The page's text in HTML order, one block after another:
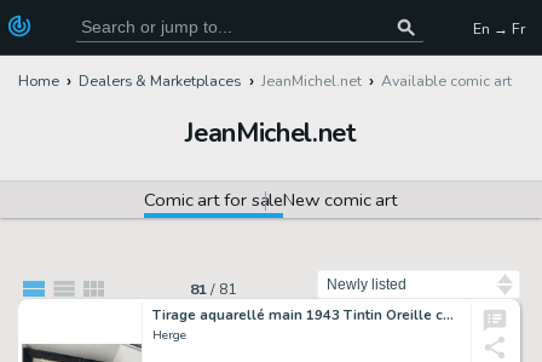
En → Fr
Home Dealers & Marketplaces JeanMichel.net Available comic art
JeanMichel.net
Comic art for saleNew comic art
81/ 81
Tirage aquarellé main 1943 Tintin Oreille cassée
Herge